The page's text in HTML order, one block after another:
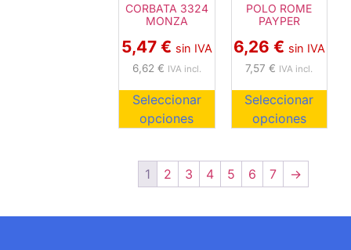
CORBATA 3324
MONZA
5,47 € sin IVA
6,62 € IVA incl.
Seleccionar
opciones
POLO ROME
PAYPER
6,26 € sin IVA
7,57€ IVA incl.
Seleccionar
opciones
1 2 3 4 5 6 7 →